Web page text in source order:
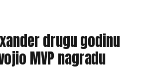
drugu godinu
MVP nagradu